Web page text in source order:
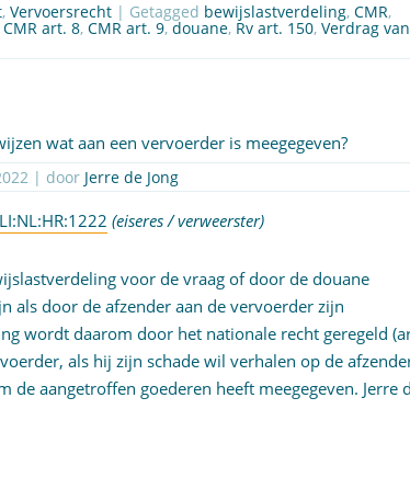
,Vervoersrecht | Getagged bewijslastverdeling,CMR,
CMR art. 8,CMR art. 9,douane, Rv art. 150,Verdrag van
wat aan een vervoerder is meegegeven?
| door Jerre de Jong
(eiseres/verweerster)
voor de vraag of door de douane
als door de afzender aan de vervoerder zijn
wordt daarom door het nationale recht geregeld
als hij zijn schade wil verhalen op de
de aangetroffen goederen heeft meegegeven. Jerre